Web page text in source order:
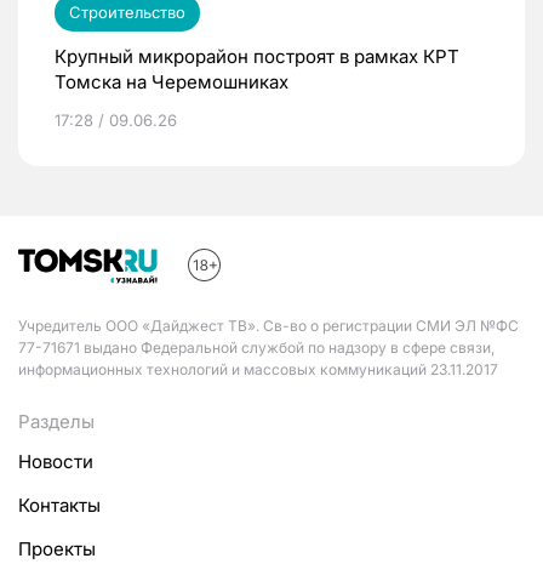
Строительство
Крупный микрорайон построят в рамках КРТ
Томска на Черемошниках
17:28 / 09.06.26
Учредитель ООО «Дайджест ТВ». Св-во о регистрации СМИ ЭЛ №ФС
77-71671 выдано Федеральной службой по надзору в сфере связи,
информационных технологий и массовых коммуникаций 23.11.2017
Разделы
Новости
Контакты
Проекты